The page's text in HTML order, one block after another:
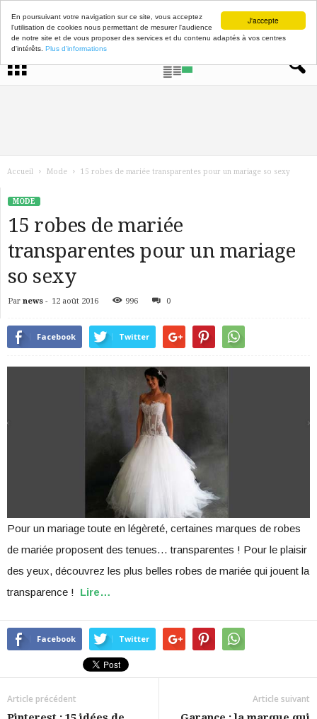
J'accepte
En poursuivant votre navigation sur ce site, vous acceptez
l'utilisation de cookies nous permettant de mesurer l'audience
de notre site et de vous proposer des services et du contenu adaptés à vos centres
d'intérêts. Plus d'informations
Accueil Mode 15 robes de mariée transparentes pour un mariage so sexy
MODE
15 robes de mariée
transparentes pour un mariage
so sexy
Par news - 12 août 2016 996 0
Facebook Twitter
Pour un mariage toute en légèreté, certaines marques de robes
de mariée proposent des tenues… transparentes ! Pour le plaisir
des yeux, découvrez les plus belles robes de mariée qui jouent la
transparence ! Lire…
Facebook Twitter
Article précédent Article suivant